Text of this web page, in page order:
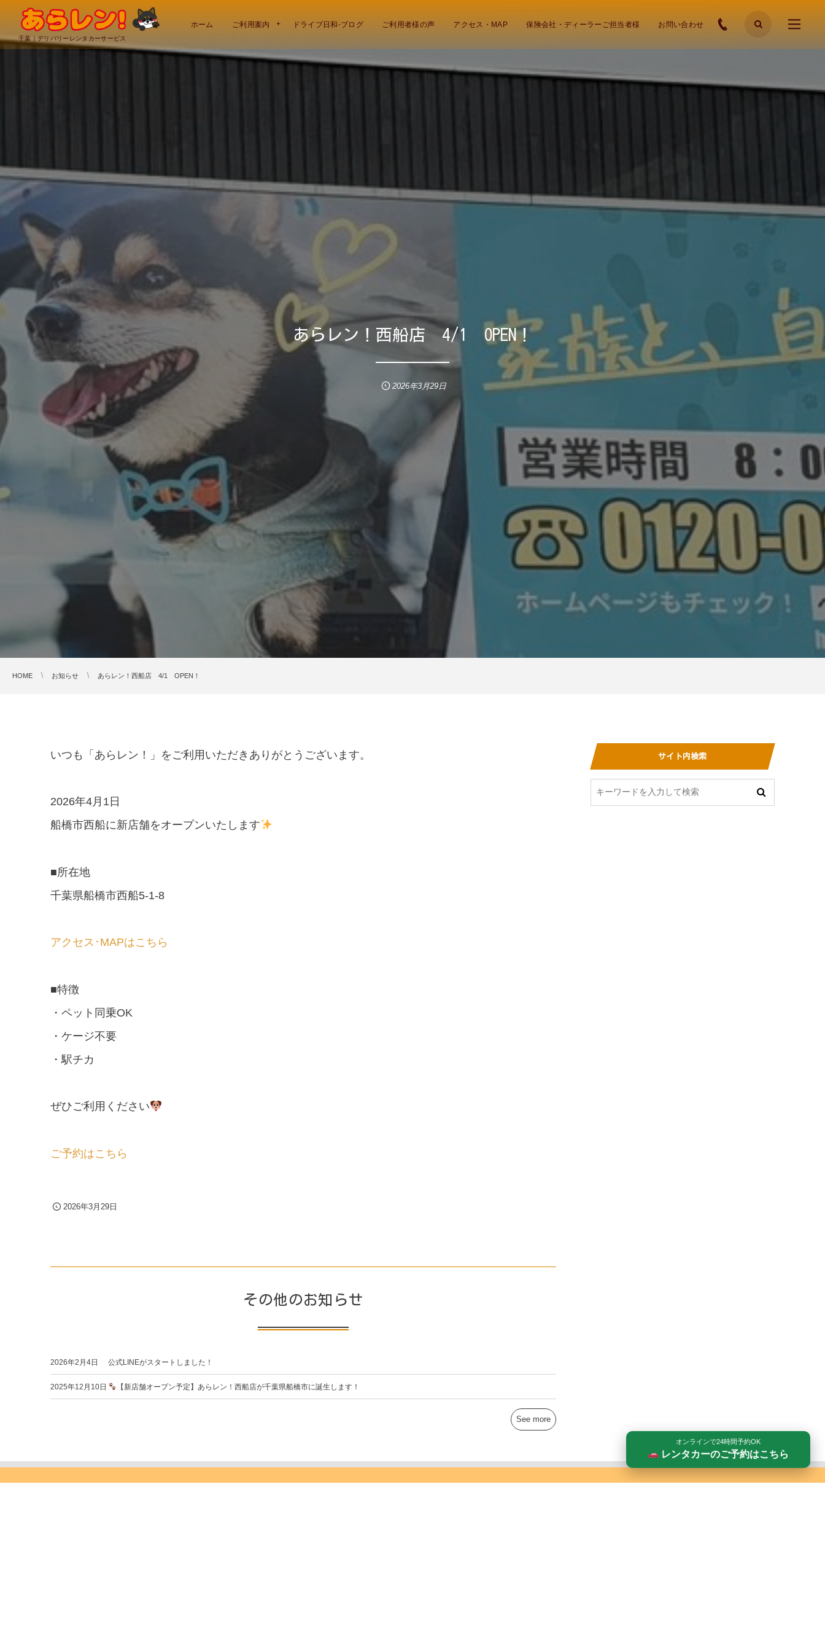
千葉｜デリバリーレンタカーサービス
ホーム ご利用案内 ドライブ日和-ブログ ご利用者様の声 アクセス・MAP 保険会社・ディーラーご担当者様 お問い合わせ
あらレン！西船店 4/1 OPEN！
2026年3月29日
HOME お知らせ あらレン！西船店 4/1 OPEN！
いつも「あらレン！」をご利用いただきありがとうございます。
2026年4月1日
船橋市西船に新店舗をオープンいたします
■所在地
千葉県船橋市西船5-1-8
アクセス･MAPはこちら
■特徴
・ペット同乗OK
・ケージ不要
・駅チカ
ぜひご利用ください
ご予約はこちら
2026年3月29日
その他のお知らせ
2026年2月4日 公式LINEがスタートしました！
2025年12月10日 【新店舗オープン予定】あらレン！西船店が千葉県船橋市に誕生します！
See more
サイト内検索
オンラインで24時間予約OK
レンタカーのご予約はこちら